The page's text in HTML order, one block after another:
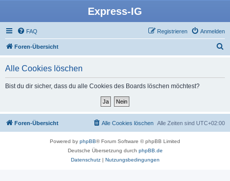
Express-IG
FAQ Anmelden
Registrieren
Foren-Übersicht
Alle Cookies löschen
Bist du dir sicher, dass du alle Cookies des Boards löschen möchtest?
Foren-Übersicht Alle Zeiten sind UTC+02:00
Alle Cookies löschen
Powered by phpBB® Forum Software © phpBB Limited
Deutsche Übersetzung durch phpBB.de
Datenschutz| Nutzungsbedingungen